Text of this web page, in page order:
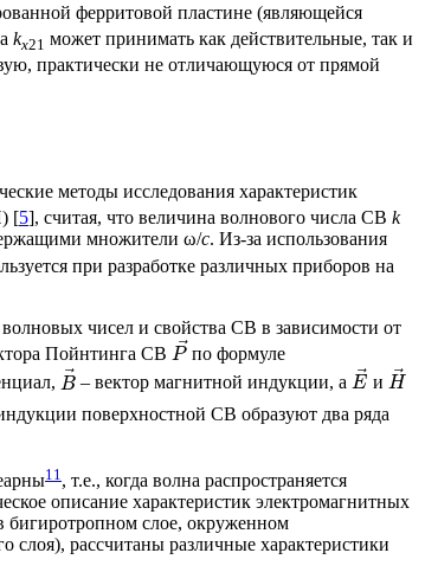
ферритовой пластине (являющейся
kx21 может принимать как действительные, так и
практически не отличающуюся от прямой
методы исследования характеристик
[5], считая, что величина волнового числа СВ k
множители ω/c. Из-за использования
при разработке различных приборов на
чисел и свойства СВ в зависимости от
Пойнтинга СВ P⃗по формуле
B⃗ – вектор магнитной индукции, аE и H⃗
поверхностной СВ образуют два ряда
1 1 , т.е., когда волна распространяется
описание характеристик электромагнитных
бигиротропном слое, окруженном
рассчитаны различные характеристики